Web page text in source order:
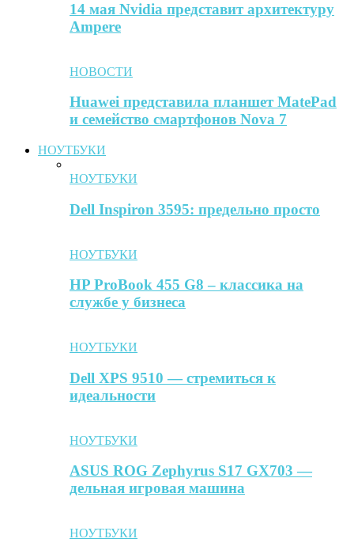
14 мая Nvidia представит архитектуру
Ampere
НОВОСТИ
Huawei представила планшет MatePad
и семейство смартфонов Nova 7
НОУТБУКИ
НОУТБУКИ
Dell Inspiron 3595: предельно просто
НОУТБУКИ
HP ProBook 455 G8 – классика на
службе у бизнеса
НОУТБУКИ
Dell XPS 9510 — стремиться к
идеальности
НОУТБУКИ
ASUS ROG Zephyrus S17 GX703 —
дельная игровая машина
НОУТБУКИ